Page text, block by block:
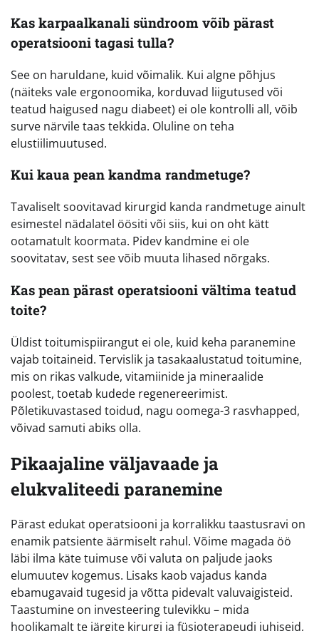
Kas karpaalkanali sündroom võib pärast
operatsiooni tagasi tulla?
See on haruldane, kuid võimalik. Kui algne põhjus
(näiteks vale ergonoomika, korduvad liigutused või
teatud haigused nagu diabeet) ei ole kontrolli all, võib
surve närvile taas tekkida. Oluline on teha
elustiilimuutused.
Kui kaua pean kandma randmetuge?
Tavaliselt soovitavad kirurgid kanda randmetuge ainult
esimestel nädalatel öösiti või siis, kui on oht kätt
ootamatult koormata. Pidev kandmine ei ole
soovitatav, sest see võib muuta lihased nõrgaks.
Kas pean pärast operatsiooni vältima teatud
toite?
Üldist toitumispiirangut ei ole, kuid keha paranemine
vajab toitaineid. Tervislik ja tasakaalustatud toitumine,
mis on rikas valkude, vitamiinide ja mineraalide
poolest, toetab kudede regenereerimist.
Põletikuvastased toidud, nagu oomega-3 rasvhapped,
võivad samuti abiks olla.
Pikaajaline väljavaade ja
elukvaliteedi paranemine
Pärast edukat operatsiooni ja korralikku taastusravi on
enamik patsiente äärmiselt rahul. Võime magada öö
läbi ilma käte tuimuse või valuta on paljude jaoks
elumuutev kogemus. Lisaks kaob vajadus kanda
ebamugavaid tugesid ja võtta pidevalt valuvaigisteid.
Taastumine on investeering tulevikku – mida
hoolikamalt te järgite kirurgi ja füsioterapeudi juhiseid,